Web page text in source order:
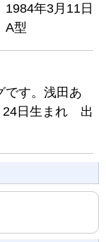
年3月11日
型
です。浅田あ
24日生まれ 出